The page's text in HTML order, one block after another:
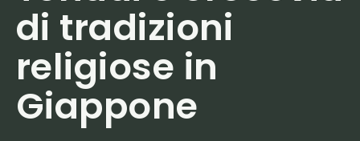
di tradizioni
religiose in
Giappone